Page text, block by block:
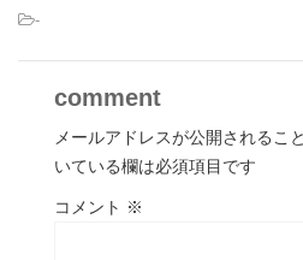
-
comment
メールアドレスが公開されるこ
いている欄は必須項目です
コメント ※